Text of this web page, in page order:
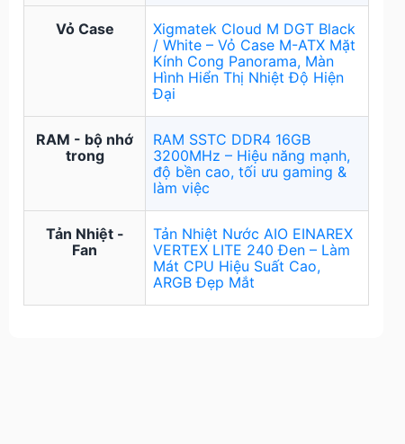
Vỏ Case
Xigmatek Cloud M DGT Black
/ White – Vỏ Case M-ATX Mặt
Kính Cong Panorama, Màn
Hình Hiển Thị Nhiệt Độ Hiện
Đại
RAM - bộ nhớ
trong
RAM SSTC DDR4 16GB
3200MHz – Hiệu năng mạnh,
độ bền cao, tối ưu gaming &
làm việc
Tản Nhiệt -
Fan
Tản Nhiệt Nước AIO EINAREX
VERTEX LITE 240 Đen – Làm
Mát CPU Hiệu Suất Cao,
ARGB Đẹp Mắt